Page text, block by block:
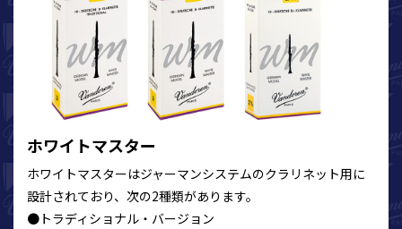
ホワイトマスター
ホワイトマスターはジャーマンシステムのクラリネット用に
設計されており、次の2種類があります。
●トラディショナル・バージョン